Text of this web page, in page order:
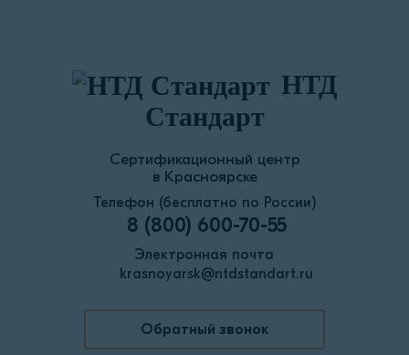
НТД
Стандарт
Сертификационный центр
в Красноярске
Телефон (бесплатно по России)
8 (800) 600-70-55
Электронная почта
krasnoyarsk@ntdstandart.ru
Обратный звонок